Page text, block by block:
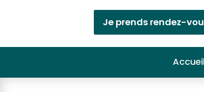
Je prends rendez-